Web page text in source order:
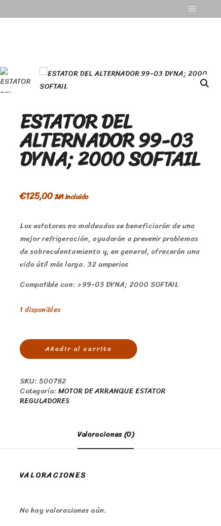
ESTATOR DEL
ALTERNADOR 99-03
DYNA; 2000 SOFTAIL
€125,00IVA incluido
Los estatores no moldeados se beneficiarán de una
mejor refrigeración, ayudarán a prevenir problemas
de sobrecalentamiento y, en general, ofrecerán una
vida útil más larga. 32 amperios
Compatible con: > 99-03 DYNA; 2000 SOFTAIL
1 disponibles
Añadir al carrito
SKU:500782
Categoría:MOTOR DE ARRANQUE ESTATOR
REGULADORES
Valoraciones (0)
VALORACIONES
No hay valoraciones aún.